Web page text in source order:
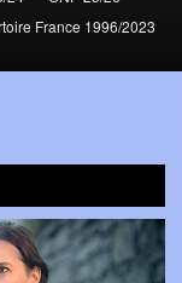
France 1996/2023